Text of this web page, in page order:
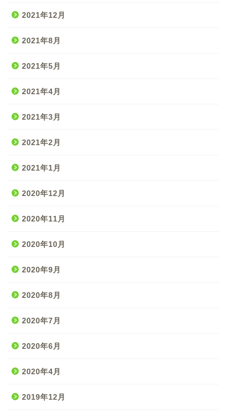
2021年12月
2021年8月
2021年5月
2021年4月
2021年3月
2021年2月
2021年1月
2020年12月
2020年11月
2020年10月
2020年9月
2020年8月
2020年7月
2020年6月
2020年4月
2019年12月